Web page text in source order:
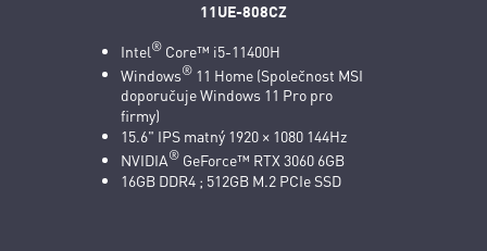
11UE-808CZ
Intel®Core™ i5-11400H
Windows®11 Home (Společnost MSI
doporučuje Windows 11 Pro pro
firmy)
15.6" IPS matný 1920 × 1080 144Hz
NVIDIA®GeForce™ RTX 3060 6GB
16GB DDR4 ; 512GB M.2 PCIe SSD